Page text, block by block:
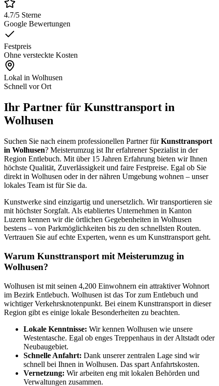
4.7/5 Sterne
Google Bewertungen
Festpreis
Ohne versteckte Kosten
Lokal in Wolhusen
Schnell vor Ort
Ihr Partner für Kunsttransport in
Wolhusen
Suchen Sie nach einem professionellen Partner fürKunsttransport
in Wolhusen? Meisterumzug ist Ihr erfahrener Spezialist in der
Region Entlebuch. Mit über 15 Jahren Erfahrung bieten wir Ihnen
höchste Qualität, Zuverlässigkeit und faire Festpreise. Egal ob Sie
direkt in Wolhusen oder in der nähren Umgebung wohnen – unser
lokales Team ist für Sie da.
Kunstwerke sind einzigartig und unersetzlich. Wir transportieren sie
mit höchster Sorgfalt. Als etabliertes Unternehmen in Kanton
Luzern kennen wir die örtlichen Gegebenheiten in Wolhusen
bestens – von Parkmöglichkeiten bis zu den schnellsten Routen.
Vertrauen Sie auf echte Experten, wenn es um Kunsttransport geht.
Warum Kunsttransport mit Meisterumzug in
Wolhusen?
Wolhusen ist mit seinen 4,200 Einwohnern ein attraktiver Wohnort
im Bezirk Entlebuch. Wolhusen ist das Tor zum Entlebuch und
wichtiger Verkehrsknotenpunkt. Bei einem Kunsttransport in dieser
Region gibt es einige lokale Besonderheiten zu beachten.
Lokale Kenntnisse: Wir kennen Wolhusen wie unsere
Westentasche. Egal ob enges Treppenhaus in der Altstadt oder
Neubaugebiet.
Schnelle Anfahrt: Dank unserer zentralen Lage sind wir
schnell bei Ihnen in Wolhusen. Das spart Anfahrtskosten.
Vernetzung: Wir arbeiten eng mit lokalen Behörden und
Verwaltungen zusammen.